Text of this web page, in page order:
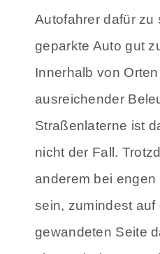
Autofahrer dafür zu
geparkte Auto gut
Innerhalb von
ausreichender
Straßenlaterne ist
nicht der Fall.
anderem bei engen
sein, zumindest auf
gewandeten Seite